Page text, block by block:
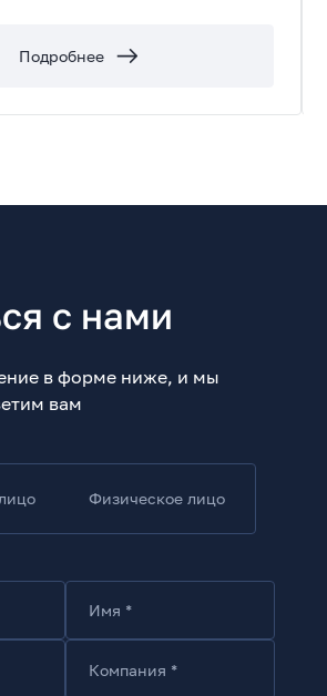
Подробнее
с нами
в форме ниже, и мы
вам
Физическое лицо
Имя *
Компания *